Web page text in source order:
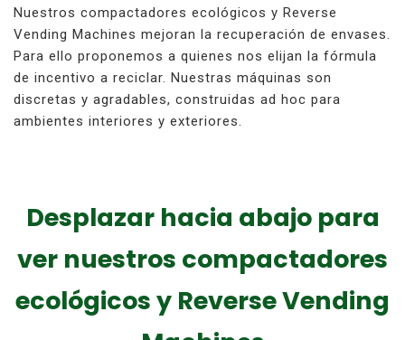
Nuestros compactadores ecológicos y Reverse
Vending Machines mejoran la recuperación de envases.
Para ello proponemos a quienes nos elijan la fórmula
de incentivo a reciclar. Nuestras máquinas son
discretas y agradables, construidas ad hoc para
ambientes interiores y exteriores.
Desplazar hacia abajo para
ver nuestros compactadores
ecológicos y Reverse Vending